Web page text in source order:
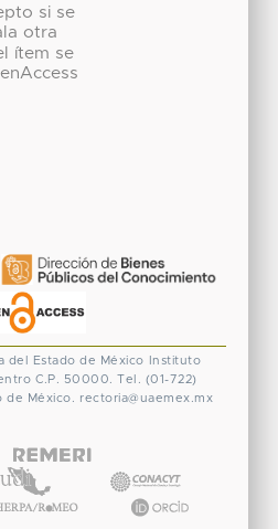
si se
otra
ítem se
del Estado de México
Instituto
C.P. 50000. Tel. (01-722)
de México. rectoria@uaemex.mx